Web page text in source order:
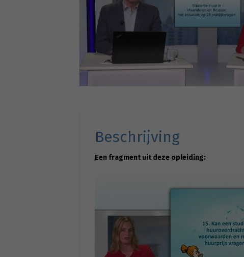
Beschrijving
Een fragment uit deze opleiding: